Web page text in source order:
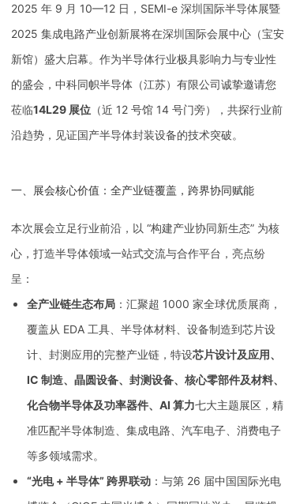
2025 年 9 月 10—12 日，SEMI-e 深圳国际半导体展暨
2025 集成电路产业创新展将在深圳国际会展中心（宝安
新馆）盛大启幕。作为半导体行业极具影响力与专业性
的盛会，中科同帜半导体（江苏）有限公司诚挚邀请您
莅临14L29 展位 （近 12 号馆 14 号门旁），共探行业前
沿趋势，见证国产半导体封装设备的技术突破。
一、展会核心价值：全产业链覆盖，跨界协同赋能
本次展会立足行业前沿，以 “构建产业协同新生态” 为核
心，打造半导体领域一站式交流与合作平台，亮点纷
呈：
全产业链生态布局 ：汇聚超 1000 家全球优质展商，
覆盖从 EDA 工具、半导体材料、设备制造到芯片设
计、封测应用的完整产业链，特设芯片设计及应用、
IC 制造、晶圆设备、封测设备、核心零部件及材料、
化合物半导体及功率器件、AI 算力七大主题展区，精
准匹配半导体制造、集成电路、汽车电子、消费电子
等多领域需求。
“光电 + 半导体” 跨界联动 ：与第 26 届中国国际光电